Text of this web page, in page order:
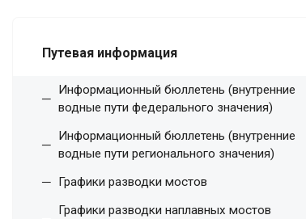
Путевая информация
Информационный бюллетень (внутренние
водные пути федерального значения)
Информационный бюллетень (внутренние
водные пути регионального значения)
Графики разводки мостов
Графики разводки наплавных мостов